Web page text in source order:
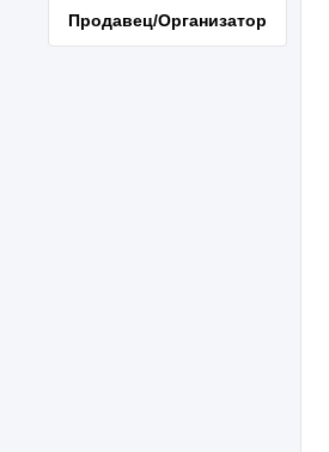
Продавец/Организатор